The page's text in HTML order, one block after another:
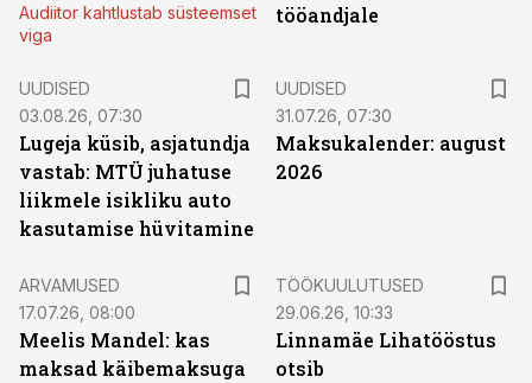
Audiitor kahtlustab süsteemset
viga
tööandjale
UUDISED
03.08.26, 07:30
Lugeja küsib, asjatundja
vastab: MTÜ juhatuse
liikmele isikliku auto
kasutamise hüvitamine
UUDISED
31.07.26, 07:30
Maksukalender: august
2026
ARVAMUSED
17.07.26, 08:00
Meelis Mandel: kas
maksad käibemaksuga
TÖÖKUULUTUSED
29.06.26, 10:33
Linnamäe Lihatööstus
otsib